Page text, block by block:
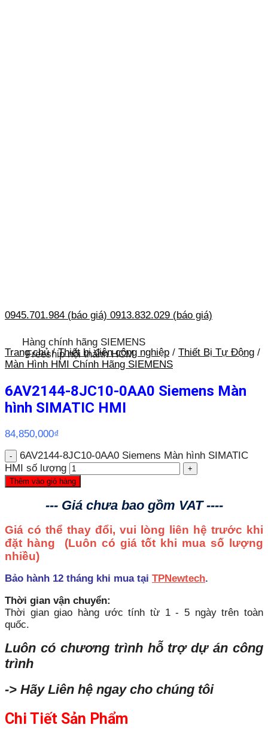
0945.701.984 (báo giá) 0913.832.029 (báo giá)
Hàng chính hãng SIEMENS
Freeship nội thành HCM
Trang chủ / Thiết bị điện công nghiệp / Thiết Bị Tự Động /
Màn Hình HMI Chính Hãng SIEMENS
6AV2144-8JC10-0AA0 Siemens Màn
hình SIMATIC HMI
84,850,000₫
6AV2144-8JC10-0AA0 Siemens Màn hình SIMATIC
HMI số lượng
Thêm vào giỏ hàng
--- Giá chưa bao gồm VAT ----
Giá có thể thay đổi, vui lòng liên hệ trước khi
đặt hàng (Luôn có giá tốt khi mua số lượng
nhiều)
Bảo hành 12 tháng khi mua tại TPNewtech.
Thời gian vận chuyển:
Thời gian giao hàng ước tính từ 1 - 5 ngày trên toàn
quốc.
Luôn có chương trình hỗ trợ dự án công
trình
-> Hãy Liên hệ ngay cho chúng tôi
Chi Tiết Sản Phẩm